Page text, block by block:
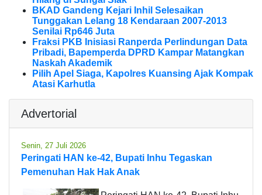
BKAD Gandeng Kejari Inhil Selesaikan
Tunggakan Lelang 18 Kendaraan 2007-2013
Senilai Rp646 Juta
Fraksi PKB Inisiasi Ranperda Perlindungan Data
Pribadi, Bapemperda DPRD Kampar Matangkan
Naskah Akademik
Pilih Apel Siaga, Kapolres Kuansing Ajak Kompak
Atasi Karhutla
Advertorial
Senin, 27 Juli 2026
Peringati HAN ke-42, Bupati Inhu Tegaskan
Pemenuhan Hak Hak Anak